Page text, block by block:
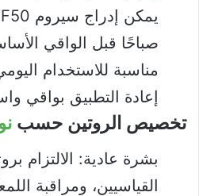
صباحًا قبل الواقي
مناسبة للاستخدام
إعادة التطبيق بواقي
تخصيص الروتين حسب
بشرة عادية: الالتزام
القياسيين، ومراقبة